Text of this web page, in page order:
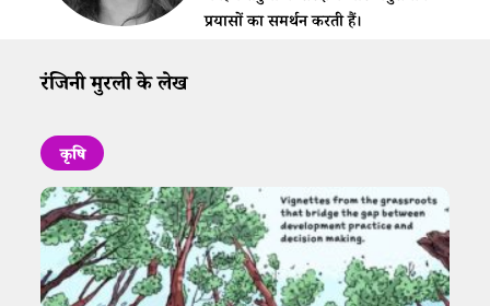
प्रयासों का समर्थन करती हैं।
रंजिनी मुरली के लेख
कृषि